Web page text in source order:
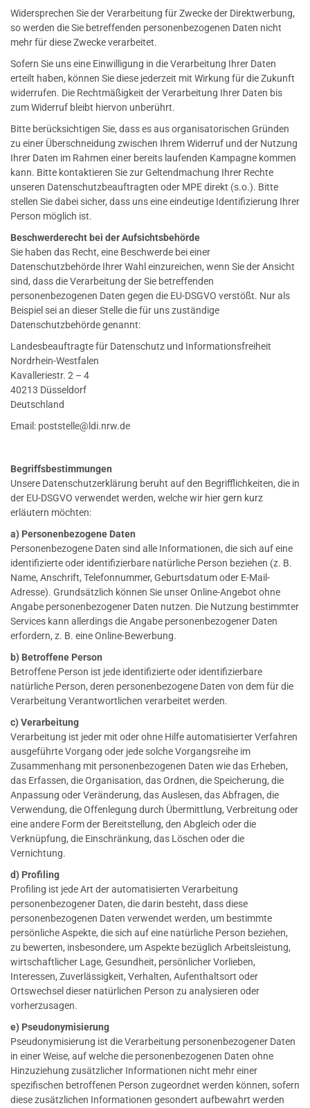
Widersprechen Sie der Verarbeitung für Zwecke der Direktwerbung,
so werden die Sie betreffenden personenbezogenen Daten nicht
mehr für diese Zwecke verarbeitet.
Sofern Sie uns eine Einwilligung in die Verarbeitung Ihrer Daten
erteilt haben, können Sie diese jederzeit mit Wirkung für die Zukunft
widerrufen. Die Rechtmäßigkeit der Verarbeitung Ihrer Daten bis
zum Widerruf bleibt hiervon unberührt.
Bitte berücksichtigen Sie, dass es aus organisatorischen Gründen
zu einer Überschneidung zwischen Ihrem Widerruf und der Nutzung
Ihrer Daten im Rahmen einer bereits laufenden Kampagne kommen
kann. Bitte kontaktieren Sie zur Geltendmachung Ihrer Rechte
unseren Datenschutzbeauftragten oder MPE direkt (s.o.). Bitte
stellen Sie dabei sicher, dass uns eine eindeutige Identifizierung Ihrer
Person möglich ist.
Beschwerderecht bei der Aufsichtsbehörde
Sie haben das Recht, eine Beschwerde bei einer
Datenschutzbehörde Ihrer Wahl einzureichen, wenn Sie der Ansicht
sind, dass die Verarbeitung der Sie betreffenden
personenbezogenen Daten gegen die EU-DSGVO verstößt. Nur als
Beispiel sei an dieser Stelle die für uns zuständige
Datenschutzbehörde genannt:
Landesbeauftragte für Datenschutz und Informationsfreiheit
Nordrhein-Westfalen
Kavalleriestr. 2 – 4
40213 Düsseldorf
Deutschland
Email: poststelle@ldi.nrw.de
Begriffsbestimmungen
Unsere Datenschutzerklärung beruht auf den Begrifflichkeiten, die in
der EU-DSGVO verwendet werden, welche wir hier gern kurz
erläutern möchten:
a) Personenbezogene Daten
Personenbezogene Daten sind alle Informationen, die sich auf eine
identifizierte oder identifizierbare natürliche Person beziehen (z. B.
Name, Anschrift, Telefonnummer, Geburtsdatum oder E-Mail-
Adresse). Grundsätzlich können Sie unser Online-Angebot ohne
Angabe personenbezogener Daten nutzen. Die Nutzung bestimmter
Services kann allerdings die Angabe personenbezogener Daten
erfordern, z. B. eine Online-Bewerbung.
b) Betroffene Person
Betroffene Person ist jede identifizierte oder identifizierbare
natürliche Person, deren personenbezogene Daten von dem für die
Verarbeitung Verantwortlichen verarbeitet werden.
c) Verarbeitung
Verarbeitung ist jeder mit oder ohne Hilfe automatisierter Verfahren
ausgeführte Vorgang oder jede solche Vorgangsreihe im
Zusammenhang mit personenbezogenen Daten wie das Erheben,
das Erfassen, die Organisation, das Ordnen, die Speicherung, die
Anpassung oder Veränderung, das Auslesen, das Abfragen, die
Verwendung, die Offenlegung durch Übermittlung, Verbreitung oder
eine andere Form der Bereitstellung, den Abgleich oder die
Verknüpfung, die Einschränkung, das Löschen oder die
Vernichtung.
d) Profiling
Profiling ist jede Art der automatisierten Verarbeitung
personenbezogener Daten, die darin besteht, dass diese
personenbezogenen Daten verwendet werden, um bestimmte
persönliche Aspekte, die sich auf eine natürliche Person beziehen,
zu bewerten, insbesondere, um Aspekte bezüglich Arbeitsleistung,
wirtschaftlicher Lage, Gesundheit, persönlicher Vorlieben,
Interessen, Zuverlässigkeit, Verhalten, Aufenthaltsort oder
Ortswechsel dieser natürlichen Person zu analysieren oder
vorherzusagen.
e) Pseudonymisierung
Pseudonymisierung ist die Verarbeitung personenbezogener Daten
in einer Weise, auf welche die personenbezogenen Daten ohne
Hinzuziehung zusätzlicher Informationen nicht mehr einer
spezifischen betroffenen Person zugeordnet werden können, sofern
diese zusätzlichen Informationen gesondert aufbewahrt werden